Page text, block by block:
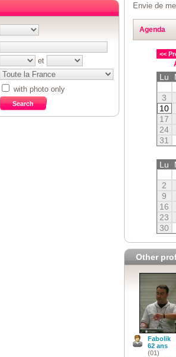
Envie de
Agenda
<<
Lu
3
10
17
24
31
Lu
2
9
16
23
30
Other
Fabolik
62 ans
(01)
et
with photo only